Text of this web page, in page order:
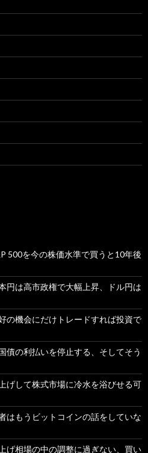
500を今の株価水準で買うと10年後
円は高市政権で大幅上昇、ドル円は
の機会にだけトレードすれば投資で
債の利払いを停止する、そしてそう
げして株式市場に冷水を浴びせる可
はもうビットコインの話をしていな
げ相場の中の調整に過ぎない、買い